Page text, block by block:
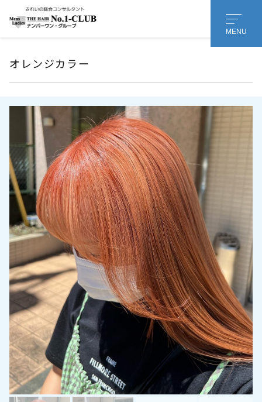
MENU
オレンジカラー
担当者様のお名前
名 姓
メールアドレス*
メッセージ
メッセージを送信する